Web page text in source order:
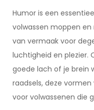
Humor is een
volwassen moppen
van vermaak voor
luchtigheid en plezier.
goede lach of je brein
raadsels, deze
voor volwassenen die